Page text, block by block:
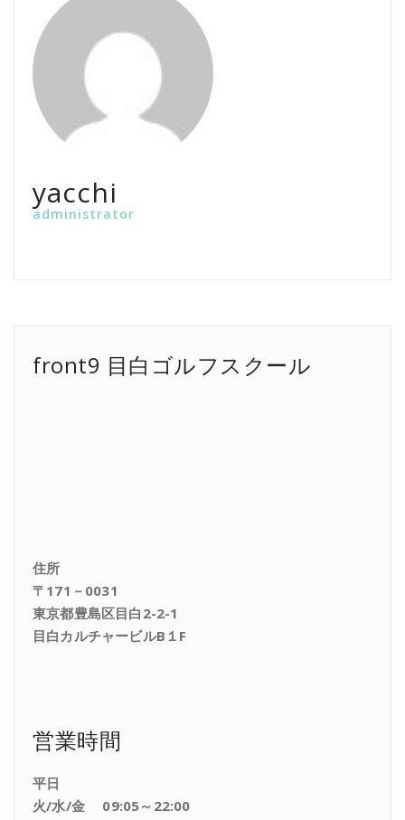
yacchi
administrator
front9 目白ゴルフスクール
住所
〒171－0031
東京都豊島区目白2-2-1
目白カルチャービルB１F
営業時間
平日
火/水/金 09:05～22:00